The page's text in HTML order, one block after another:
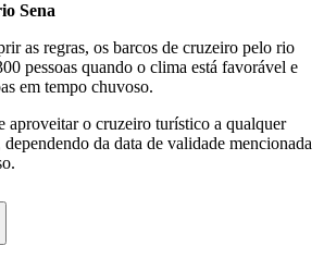
Sena
as regras, os barcos de cruzeiro pelo rio
pessoas quando o clima está favorável e
em tempo chuvoso.
aproveitar o cruzeiro turístico a qualquer
da data de validade mencionada